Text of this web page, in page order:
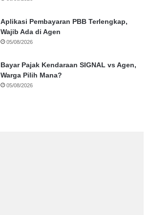
Aplikasi Pembayaran PBB Terlengkap,
Wajib Ada di Agen
05/08/2026
Bayar Pajak Kendaraan SIGNAL vs Agen,
Warga Pilih Mana?
05/08/2026